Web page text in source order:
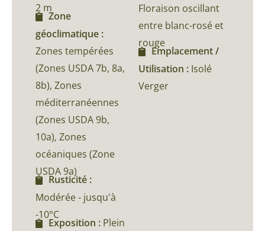
2 m
Zone
géoclimatique :
Zones tempérées
(Zones USDA 7b, 8a,
8b), Zones
méditerranéennes
(Zones USDA 9b,
10a), Zones
océaniques (Zone
USDA 9a)
Rusticité :
Modérée - jusqu'à
-10°C
Exposition : Plein
Floraison oscillant
entre blanc-rosé et
rouge
Emplacement /
Utilisation : Isolé
Verger